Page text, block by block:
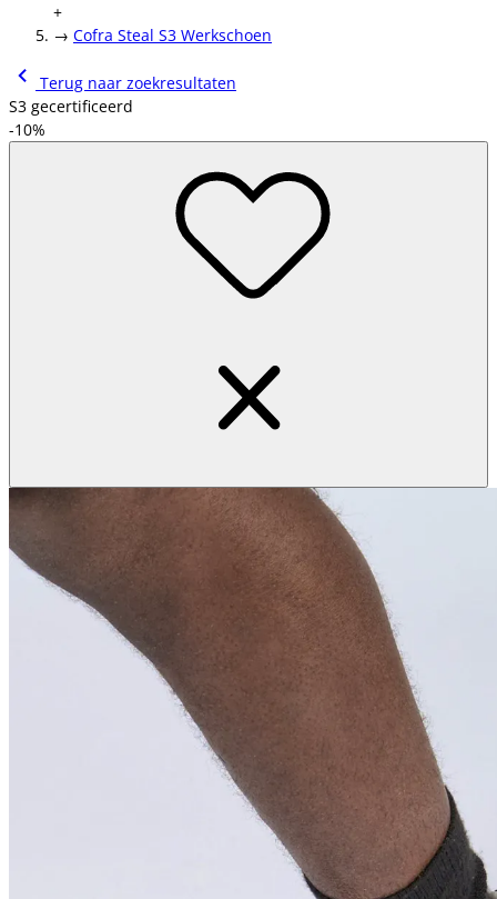
+
→ Cofra Steal S3 Werkschoen
Terug naar zoekresultaten
S3 gecertificeerd
-10%